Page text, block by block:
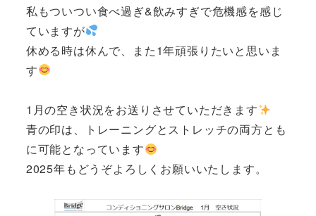
私もついつい食べ過ぎ&飲みすぎで危機感を感じ
ていますが
休める時は休んで、また1年頑張りたいと思いま
す
1月の空き状況をお送りさせていただきます
青の印は、トレーニングとストレッチの両方とも
に可能となっています
2025年もどうぞよろしくお願いいたします。